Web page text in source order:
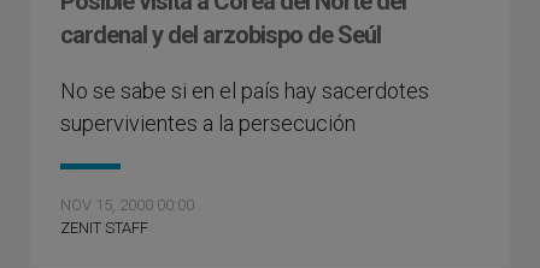
cardenal y del arzobispo de Seúl
No se sabe si en el país hay sacerdotes
supervivientes a la persecución
NOV 15, 2000 00:00
ZENIT STAFF